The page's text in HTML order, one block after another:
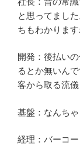
と思ってまし
ちもわかります
開発：後払い
るとか無いん
客から取る流儀
基盤：なんち
経理：バーコ